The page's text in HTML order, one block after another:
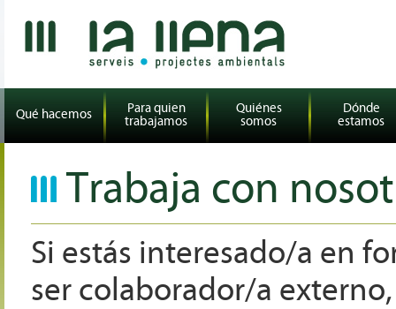
Qué hacemos
Para quien
trabajamos
Quiénes
somos
Dónde
estamos
Trabaja con
Si estás interesado/a en
ser colaborador/a